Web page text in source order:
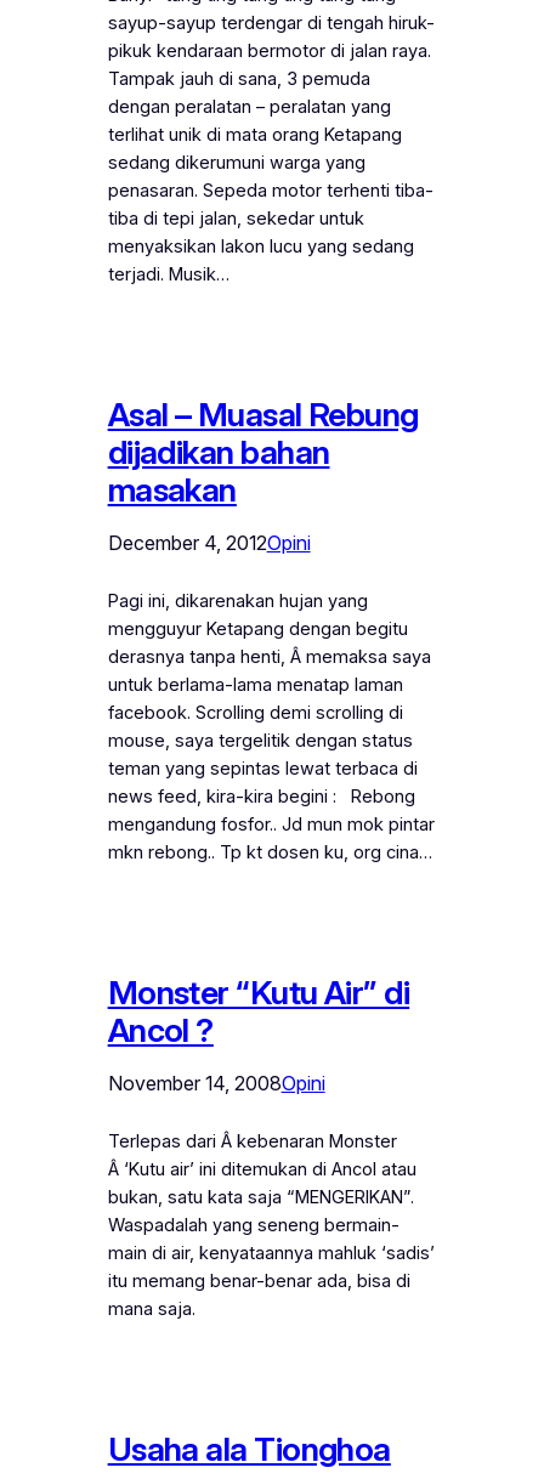
sayup-sayup terdengar di tengah hiruk-
pikuk kendaraan bermotor di jalan raya.
Tampak jauh di sana, 3 pemuda
dengan peralatan – peralatan yang
terlihat unik di mata orang Ketapang
sedang dikerumuni warga yang
penasaran. Sepeda motor terhenti tiba-
tiba di tepi jalan, sekedar untuk
menyaksikan lakon lucu yang sedang
terjadi. Musik…
Asal – Muasal Rebung
dijadikan bahan
masakan
December 4, 2012Opini
Pagi ini, dikarenakan hujan yang
mengguyur Ketapang dengan begitu
derasnya tanpa henti, Â memaksa saya
untuk berlama-lama menatap laman
facebook. Scrolling demi scrolling di
mouse, saya tergelitik dengan status
teman yang sepintas lewat terbaca di
news feed, kira-kira begini : Rebong
mengandung fosfor.. Jd mun mok pintar
mkn rebong.. Tp kt dosen ku, org cina…
Monster “Kutu Air” di
Ancol ?
November 14, 2008Opini
Terlepas dari Â kebenaran Monster
Â ‘Kutu air’ ini ditemukan di Ancol atau
bukan, satu kata saja “MENGERIKAN”.
Waspadalah yang seneng bermain-
main di air, kenyataannya mahluk ‘sadis’
itu memang benar-benar ada, bisa di
mana saja.
Usaha ala Tionghoa